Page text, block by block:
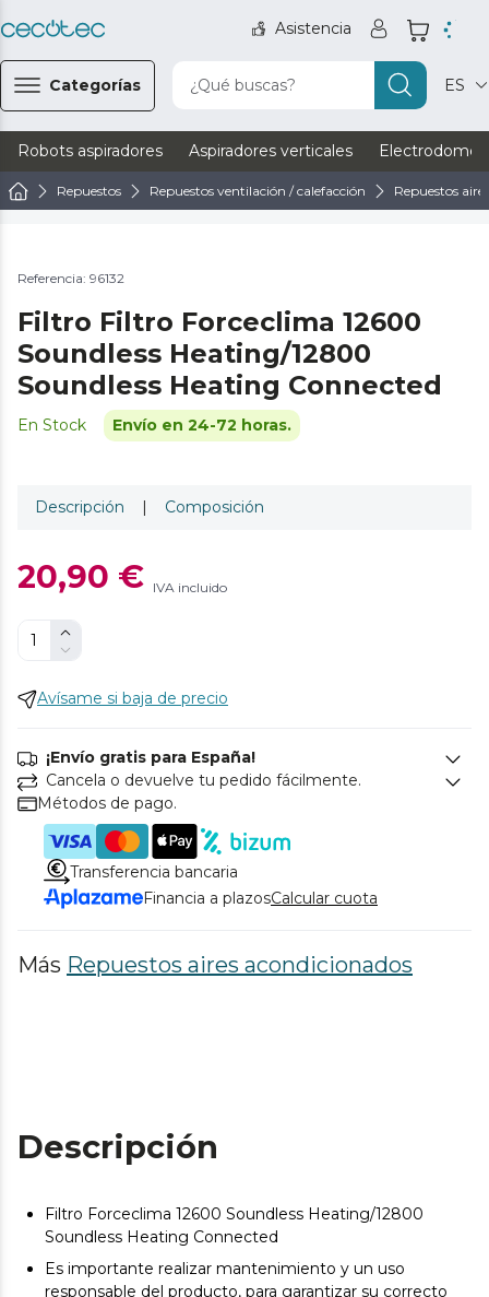
Asistencia
Categorías ¿Qué buscas? ES
Robots aspiradores Aspiradores verticales
Repuestos Repuestos ventilación / calefacción Repuestos
Referencia: 96132
Filtro Filtro Forceclima 12600
Soundless Heating/12800
Soundless Heating Connected
En Stock Envío en 24-72 horas.
Descripción | Composición
20,90 € IVA incluido
Avísame si baja de precio
¡Envío gratis para España!
Cancela o devuelve tu pedido fácilmente.
Métodos de pago.
Transferencia bancaria
Financia a plazosCalcular cuota
Más Repuestos aires acondicionados
Descripción
Filtro Forceclima 12600 Soundless Heating/12800
Soundless Heating Connected
Es importante realizar mantenimiento y un uso
responsable del producto, para garantizar su correcto